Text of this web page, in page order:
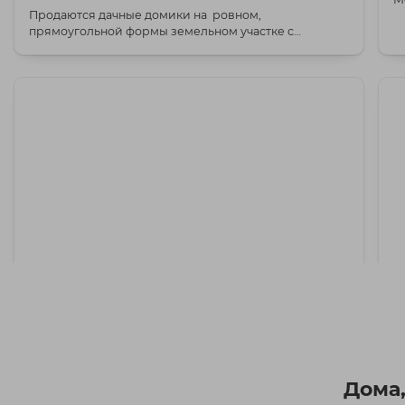
Продаются дачные домики на ровном,
прямоугольной формы земельном участке с
адресу: Минский р-н, СТ «Узборье», 16 км от